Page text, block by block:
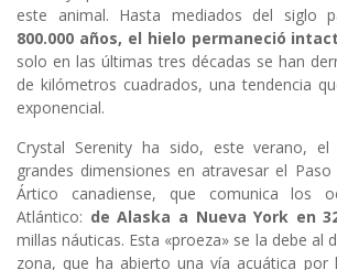
este animal. Hasta mediados del siglo
800.000 años, el hielo permaneció
solo en las últimas tres décadas se han
de kilómetros cuadrados, una tendencia
exponencial.
Crystal Serenity ha sido, este verano,
grandes dimensiones en atravesar el
Ártico canadiense, que comunica los
Atlántico: de Alaska a Nueva York en
millas náuticas. Esta «proeza» se la debe al
zona, que ha abierto una vía acuática por